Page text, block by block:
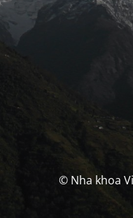
© Nha khoa